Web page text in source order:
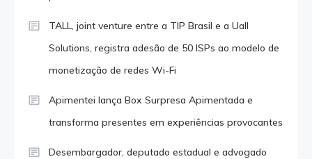
TALL, joint venture entre a TIP Brasil e a Uall
Solutions, registra adesão de 50 ISPs ao modelo de
monetização de redes Wi-Fi
Apimentei lança Box Surpresa Apimentada e
transforma presentes em experiências provocantes
Desembargador, deputado estadual e advogado